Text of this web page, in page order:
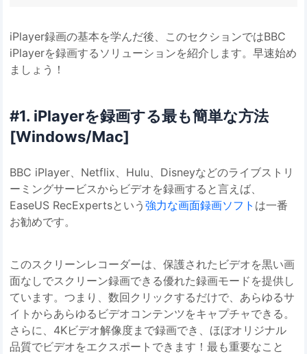
iPlayer録画の基本を学んだ後、このセクションではBBC
iPlayerを録画するソリューションを紹介します。早速始め
ましょう！
#1. iPlayerを録画する最も簡単な方法
[Windows/Mac]
BBC iPlayer、Netflix、Hulu、Disneyなどのライブストリ
ーミングサービスからビデオを録画すると言えば、
EaseUS RecExpertsという強力な画面録画ソフト は一番
お勧めです。
このスクリーンレコーダーは、保護されたビデオを黒い画
面なしでスクリーン録画できる優れた録画モードを提供し
ています。つまり、数回クリックするだけで、あらゆるサ
イトからあらゆるビデオコンテンツをキャプチャできる。
さらに、4Kビデオ解像度まで録画でき、ほぼオリジナル
品質でビデオをエクスポートできます！最も重要なこと